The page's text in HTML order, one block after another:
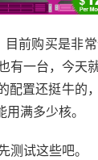
前购买是非
有一台，今天
配置还挺牛的
满多少核。
试这些吧。